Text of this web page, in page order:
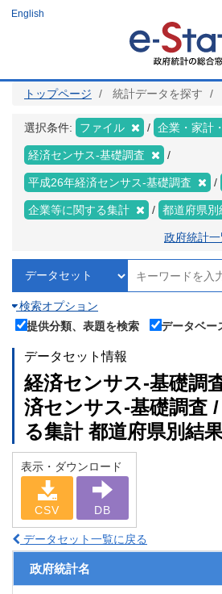
ツ
English
トップページ 統計データを探す
選択条件: ファイル 企業・家計
経済センサス‐基礎調査
平成26年経済センサス‐基礎調査
企業等に関する集計 都道府県別
政府統計一
検索オプション
提供分類、表題を検索
データベー
データセット情報
経済センサス‐基礎調
済センサス‐基礎調査
る集計 都道府県別結
表示・ダウンロード
CSV DB
データセット一覧に戻る
政府統計名